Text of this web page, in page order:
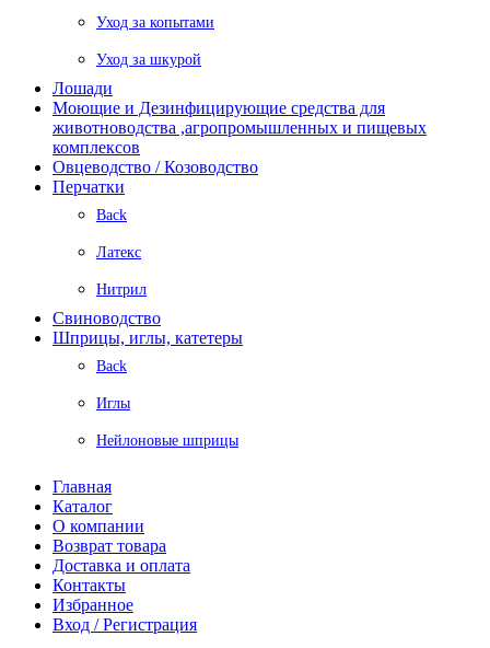
Уход за копытами
Уход за шкурой
Лошади
Моющие и Дезинфицирующие средства для
животноводства ,агропромышленных и пищевых
комплексов
Овцеводство / Козоводство
Перчатки
Back
Латекс
Нитрил
Свиноводство
Шприцы, иглы, катетеры
Back
Иглы
Нейлоновые шприцы
Главная
Каталог
О компании
Возврат товара
Доставка и оплата
Контакты
Избранное
Вход / Регистрация